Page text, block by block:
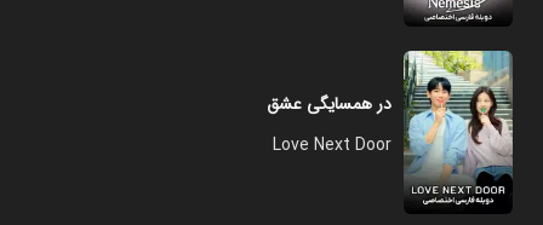
در همسایگی عشق
Love Next Door